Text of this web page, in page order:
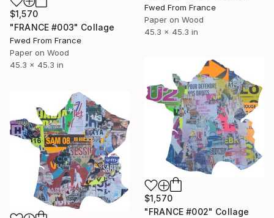
Fwed From France
Paper on Wood
45.3 x 45.3 in
$1,570
"FRANCE #003" Collage
Fwed From France
Paper on Wood
45.3 x 45.3 in
$1,570
"FRANCE #002" Collage